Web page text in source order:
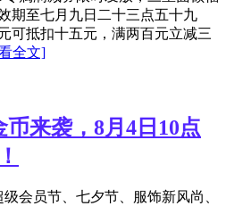
期至七月九日二十三点五十九
可抵扣十五元，满两百元立减三
全文]
币来袭，8月4日10点
会员节、七夕节、服饰新风尚、